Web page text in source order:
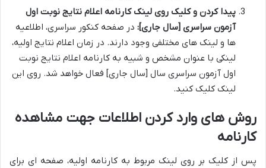
پیدا کردن و کلیک روی لینک کارنامه اعلام نتایج نوبت اول
آزمون سراسری [سال جاری]: در صفحه کنکور سراسری، اطلاعیه
ها و لینک های مختلفی وجود دارند. در زمان اعلام نتایج اولیه،
لینکی با عنوان مشخص و شبیه به کارنامه اعلام نتایج نوبت
اول آزمون سراسری سال [سال جاری] فعال خواهد شد. روی این
لینک کلیک کنید.
روش های وارد کردن اطلاعات جهت مشاهده
کارنامه
پس از کلیک بر روی لینک مربوط به کارنامه اولیه، صفحه ای برای